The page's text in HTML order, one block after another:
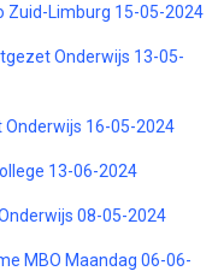
Zuid-Limburg 15-05-2024
Onderwijs 13-05-
16-05-2024
13-06-2024
08-05-2024
MBO Maandag 06-06-